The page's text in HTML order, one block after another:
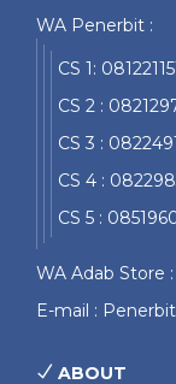
WA Penerbit :
CS 1:
CS 2 :
CS 3 :
CS 4 :
CS 5 :
WA Adab Store
E-mail :
ABOUT